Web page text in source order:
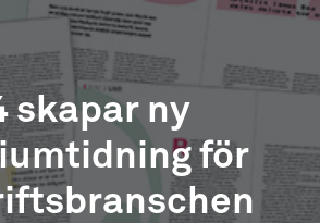
SEARCH
skapar ny
för